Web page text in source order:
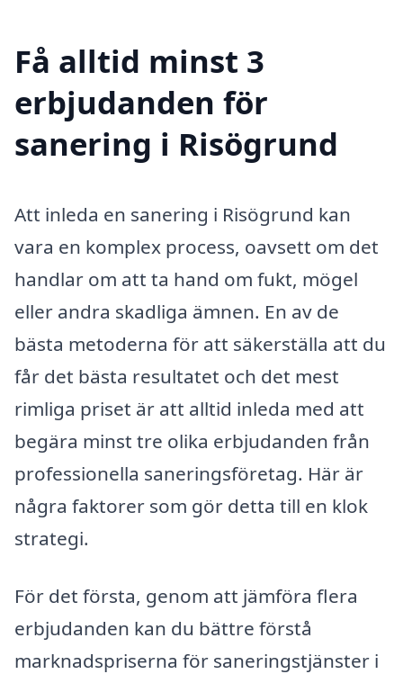
Få alltid minst 3
erbjudanden för
sanering i Risögrund
Att inleda en sanering i Risögrund kan
vara en komplex process, oavsett om det
handlar om att ta hand om fukt, mögel
eller andra skadliga ämnen. En av de
bästa metoderna för att säkerställa att du
får det bästa resultatet och det mest
rimliga priset är att alltid inleda med att
begära minst tre olika erbjudanden från
professionella saneringsföretag. Här är
några faktorer som gör detta till en klok
strategi.
För det första, genom att jämföra flera
erbjudanden kan du bättre förstå
marknadspriserna för saneringstjänster i